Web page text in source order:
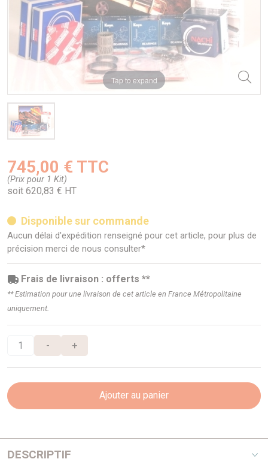
Tap to expand
745,00 € TTC
(Prix pour 1 Kit)
soit 620,83 € HT
Disponible sur commande
Aucun délai d'expédition renseigné pour cet article, pour plus de
précision merci de nous consulter*
Frais de livraison : offerts **
** Estimation pour une livraison de cet article en France Métropolitaine
uniquement.
- +
Ajouter au panier
DESCRIPTIF